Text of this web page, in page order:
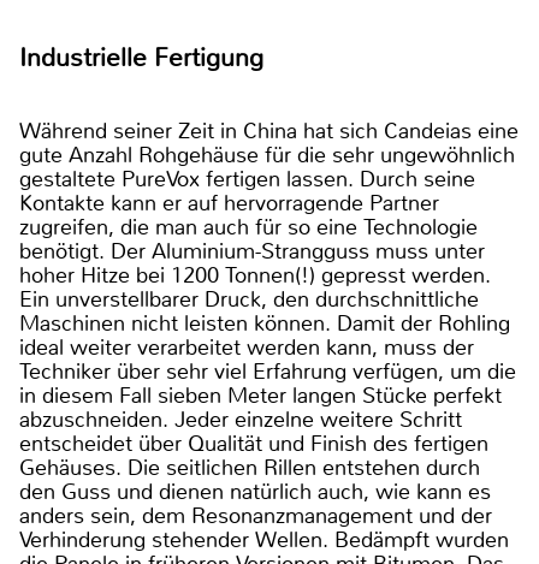
Industrielle Fertigung
Während seiner Zeit in China hat sich Candeias eine
gute Anzahl Rohgehäuse für die sehr ungewöhnlich
gestaltete PureVox fertigen lassen. Durch seine
Kontakte kann er auf hervorragende Partner
zugreifen, die man auch für so eine Technologie
benötigt. Der Aluminium-Strangguss muss unter
hoher Hitze bei 1200 Tonnen(!) gepresst werden.
Ein unverstellbarer Druck, den durchschnittliche
Maschinen nicht leisten können. Damit der Rohling
ideal weiter verarbeitet werden kann, muss der
Techniker über sehr viel Erfahrung verfügen, um die
in diesem Fall sieben Meter langen Stücke perfekt
abzuschneiden. Jeder einzelne weitere Schritt
entscheidet über Qualität und Finish des fertigen
Gehäuses. Die seitlichen Rillen entstehen durch
den Guss und dienen natürlich auch, wie kann es
anders sein, dem Resonanzmanagement und der
Verhinderung stehender Wellen. Bedämpft wurden